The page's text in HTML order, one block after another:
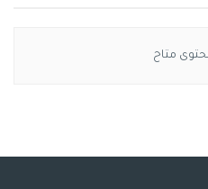
متاح